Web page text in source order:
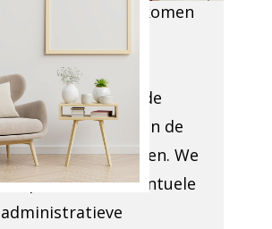
Onze specialisten komen
benodigde
verwijderingen en de
toegankelijkheid van de
locatie te beoordelen. We
bespreken ook eventuele
administratieve